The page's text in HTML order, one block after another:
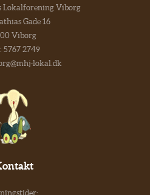
Lokalforening Viborg
Gade 16
Viborg
5767 2749
lokal.dk